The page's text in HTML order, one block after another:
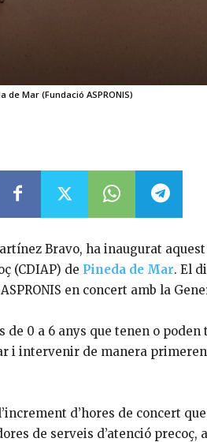
Mar (Fundació ASPRONIS)
Bravo, ha inaugurat
(CDIAP) de Pineda de Mar. El
en concert amb la
de 0 a 6 anys que tenen o
i intervenir de manera
d’hores de concert
de serveis d’atenció precoç,